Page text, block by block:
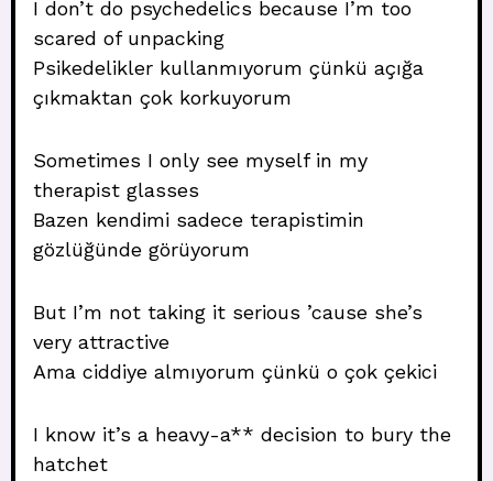
I don’t do psychedelics because I’m too
scared of unpacking
Psikedelikler kullanmıyorum çünkü açığa
çıkmaktan çok korkuyorum
Sometimes I only see myself in my
therapist glasses
Bazen kendimi sadece terapistimin
gözlüğünde görüyorum
But I’m not taking it serious ’cause she’s
very attractive
Ama ciddiye almıyorum çünkü o çok çekici
I know it’s a heavy-a** decision to bury the
hatchet